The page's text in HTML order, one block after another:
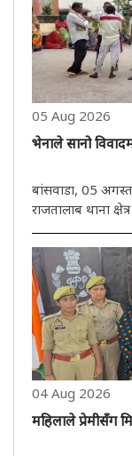
05 Aug 2026
भेनाले सानो
बांसवाडा, 05
राजतालाब थाना
गरेको घटना प्रकाशमा आएको छ।
अभियुक्त ..
04 Aug 2026
महिलाले प्रेमीसँग